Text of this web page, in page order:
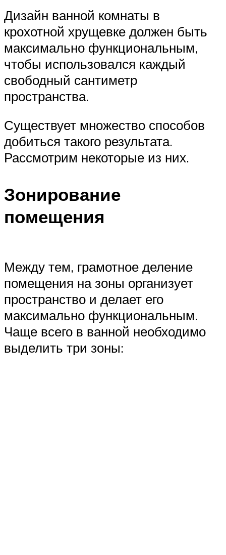
Дизайн ванной комнаты в
крохотной хрущевке должен быть
максимально функциональным,
чтобы использовался каждый
свободный сантиметр
пространства.
Существует множество способов
добиться такого результата.
Рассмотрим некоторые из них.
Зонирование
помещения
Между тем, грамотное деление
помещения на зоны организует
пространство и делает его
максимально функциональным.
Чаще всего в ванной необходимо
выделить три зоны: